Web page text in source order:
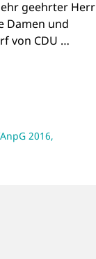
geehrter Herr
Damen und
von CDU …
2016,